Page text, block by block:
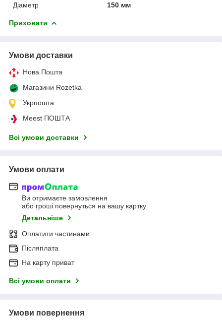
Діаметр
150 мм
Приховати
Умови доставки
Нова Пошта
Магазини Rozetka
Укрпошта
Meest ПОШТА
Всі умови доставки
Умови оплати
Ви отримаєте замовлення
або гроші повернуться на вашу картку
Детальніше
Оплатити частинами
Післяплата
На карту приват
Всі умови оплати
Умови повернення